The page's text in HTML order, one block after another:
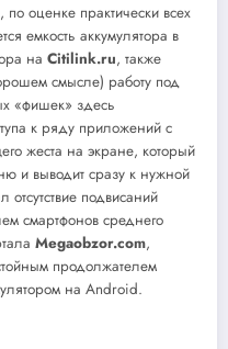
оценке практически всех
емкость аккумулятора в
на Citilink.ru, также
смысле) работу под
«фишек» здесь
к ряду приложений с
жеста на экране, который
и выводит сразу к нужной
отсутствие подвисаний
смартфонов среднего
Megaobzor.com,
продолжателем
на Android.